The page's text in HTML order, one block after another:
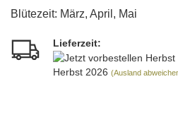
Blütezeit: März, April, Mai
Lieferzeit:
Herbst 2026 (Ausland